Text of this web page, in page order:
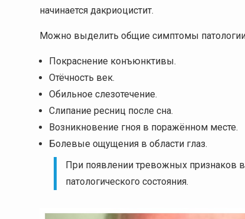
начинается дакриоцистит.
Можно выделить общие симптомы
Покраснение конъюнктивы.
Отёчность век.
Обильное слезотечение.
Слипание ресниц после сна.
Возникновение гноя в поражённом месте.
Болевые ощущения в области глаз.
При появлении тревожных признаков
патологического состояния.